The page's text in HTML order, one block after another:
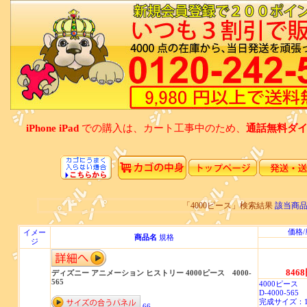
iPhone iPad での購入は、カート工事中のため、 通話無料ダ
「4000ピース」検索結果 該当商
イメー
ジ
商品名 規格
価格/
ディズニー アニメーション ヒストリー 4000ピース 4000-
565
4000ピース
D-4000-565
完成サイズ：